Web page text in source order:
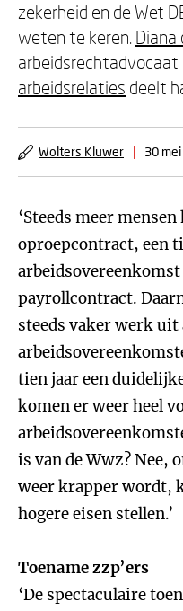
zekerheid en de Wet
weten te keren. Diana
arbeidsrechtadvocaat
arbeidsrelaties deelt
Wolters Kluwer | 30
‘Steeds meer mensen
oproepcontract, een
payrollcontract.
steeds vaker werk uit
tien jaar een
komen er weer heel
is van de Wwz? Nee,
weer krapper wordt,
hogere eisen stellen.’
Toename zzp’ers
‘De spectaculaire